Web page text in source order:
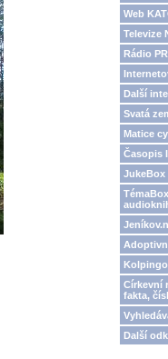
Web
Televize
Rádio
Další
Svatá
Matice
Časopis
JukeBox
Církevní
fakta,
Další